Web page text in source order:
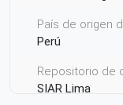
País de origen
Perú
Repositorio de
SIAR Lima